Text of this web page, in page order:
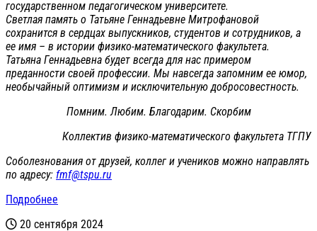
государственном педагогическом университете.
Светлая память о Татьяне Геннадьевне Митрофановой
сохранится в сердцах выпускников, студентов и сотрудников, а
ее имя – в истории физико-математического факультета.
Татьяна Геннадьевна будет всегда для нас примером
преданности своей профессии. Мы навсегда запомним ее юмор,
необычайный оптимизм и исключительную добросовестность.
Помним. Любим. Благодарим. Скорбим
Коллектив физико-математического факультета ТГПУ
Соболезнования от друзей, коллег и учеников можно направлять
по адресу: fmf@tspu.ru
Подробнее
20 сентября 2024